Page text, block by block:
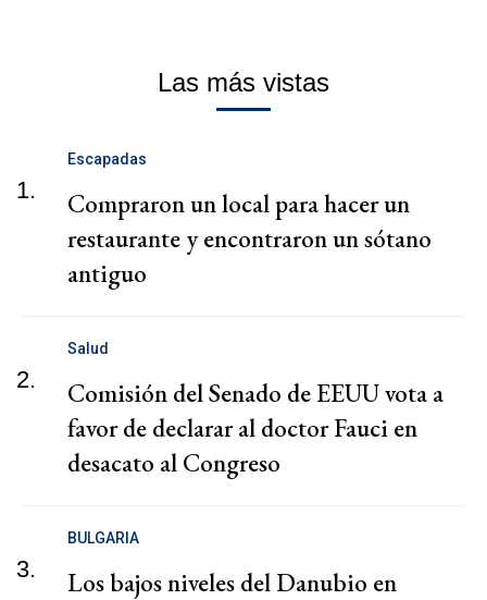
Las más vistas
1.
Escapadas
Compraron un local para hacer un
restaurante y encontraron un sótano
antiguo
2.
Salud
Comisión del Senado de EEUU vota a
favor de declarar al doctor Fauci en
desacato al Congreso
3.
BULGARIA
Los bajos niveles del Danubio en